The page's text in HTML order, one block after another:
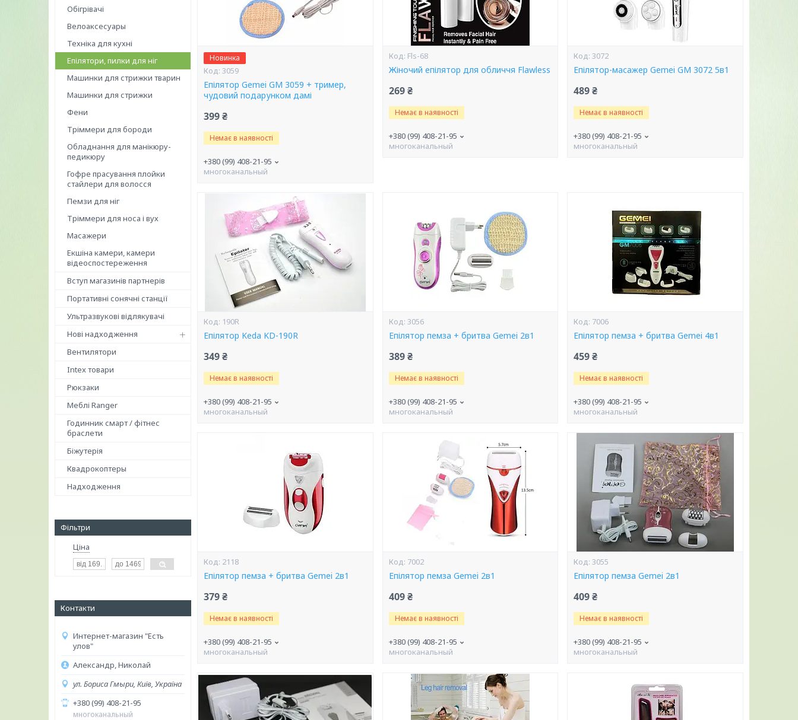
Обігрівачі
Велоаксесуары
Техніка для кухні
Епілятори, пилки для ніг
Машинки для стрижки тварин
Машинки для стрижки
Фени
Тріммери для бороди
Обладнання для манікюру-
педикюру
Гофре прасування плойки
стайлери для волосся
Пемзи для ніг
Тріммери для носа і вух
Масажери
Екшіна камери, камери
відеоспостереження
Вступ магазинів партнерів
Портативні сонячні станції
Ультразвукові відлякувачі
Нові надходження
Вентилятори
Intex товари
Рюкзаки
Меблі Ranger
Годинник смарт / фітнес
браслети
Біжутерія
Квадрокоптеры
Надходження
Фільтри
Ціна
Контакти
Интернет-магазин "Есть
улов"
Александр, Николай
ул. Бориса Гмыри, Київ, Україна
+380 (99) 408-21-95
многоканальный
Новинка
3059
Епілятор Gemei GM 3059 + тример,
чудовий подарунком дамі
399 ₴
Немає в наявності
+380 (99) 408-21-95
многоканальный
Fls-68
Жіночий епілятор для обличчя Flawless
269 ₴
Немає в наявності
+380 (99) 408-21-95
многоканальный
3072
Епілятор-масажер Gemei GM 3072 5в1
489 ₴
Немає в наявності
+380 (99) 408-21-95
многоканальный
190R
Епілятор Keda KD-190R
349 ₴
Немає в наявності
+380 (99) 408-21-95
многоканальный
3056
Епілятор пемза + бритва Gemei 2в1
389 ₴
Немає в наявності
+380 (99) 408-21-95
многоканальный
7006
Епілятор пемза + бритва Gemei 4в1
459 ₴
Немає в наявності
+380 (99) 408-21-95
многоканальный
2118
Епілятор пемза + бритва Gemei 2в1
379 ₴
Немає в наявності
+380 (99) 408-21-95
многоканальный
7002
Епілятор пемза Gemei 2в1
409 ₴
Немає в наявності
+380 (99) 408-21-95
многоканальный
3055
Епілятор пемза Gemei 2в1
409 ₴
Немає в наявності
+380 (99) 408-21-95
многоканальный